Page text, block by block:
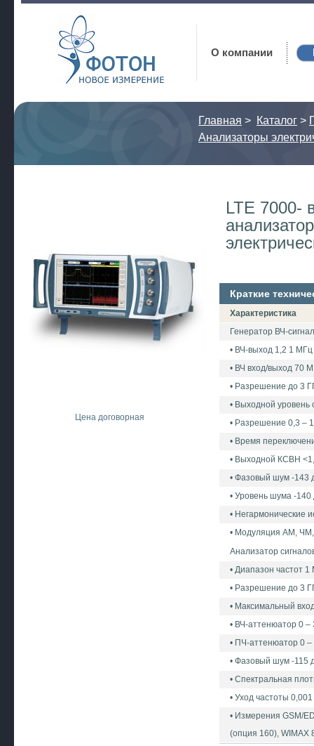
Фотон
О компании
Главная > Каталог >
Анализаторы
Цена договорная
LTE 7000-
анализатор
Краткие
Характеристика
Генератор ВЧ-
• ВЧ-выход 1,2 1
• ВЧ вход/выход 70
• Разрешение до 3
• Выходной
• Разрешение 0,3 –
• Время
• Выходной КСВН
• Фазовый шум -143
• Уровень шума -140
• Негармонические
• Модуляция АМ, ЧМ,
Анализатор
• Диапазон частот
• Разрешение до 3
• Максимальный
• ВЧ-аттенюатор 0
• ПЧ-аттенюатор 0
• Фазовый шум -115
• Спектральная
• Уход частоты
• Измерения GSM/
(опция 160), WIMAX